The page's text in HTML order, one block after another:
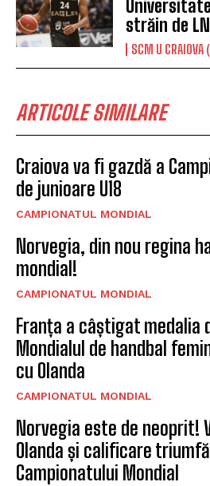
străin de
SCM U CRAIOVA
ARTICOLE SIMILARE
Craiova va fi gazdă a
de junioare U18
CAMPIONATUL MONDIAL
Norvegia, din nou regina
mondial!
CAMPIONATUL MONDIAL
Franța a câștigat medalia
Mondialul de handbal
cu Olanda
CAMPIONATUL MONDIAL
Norvegia este de neoprit!
Olanda și calificare
Campionatului Mondial